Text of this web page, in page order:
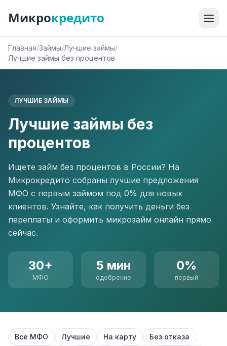
Микрокредито
Главная/Займы/Лучшие займы/
Лучшие займы без процентов
ЛУЧШИЕ ЗАЙМЫ
Лучшие займы без
процентов
Ищете займ без процентов в России? На
Микрокредито собраны лучшие предложения
МФО с первым займом под 0% для новых
клиентов. Узнайте, как получить деньги без
переплаты и оформить микрозайм онлайн прямо
сейчас.
30+
МФО
5 мин
одобрение
0%
первый
Все МФО Лучшие На карту
Без отказа